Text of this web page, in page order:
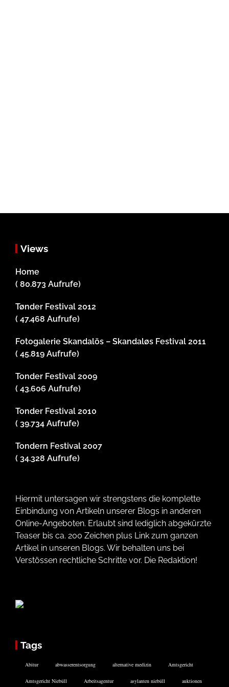
Views
Home
( 80.873 Aufrufe)
Tønder Festival 2012
( 47.468 Aufrufe)
Fotogalerie Skandalös – Skandaløs Festival 2011
( 45.819 Aufrufe)
Tonder Festival 2009
( 43.606 Aufrufe)
Tonder Festival 2010
( 39.734 Aufrufe)
Tondern Festival 2007
( 34.328 Aufrufe)
Hiermit untersagen wir strengstens die komplette
Einbindung von Artikeln unserer Blogs in anderen
Online-Angeboten. Erlaubt sind lediglich abgekürzte
Teaser bis ca. 200 Zeichen plus Link zum ganzen
Artikel in unseren Blogs. Wir behalten uns bei
Verstössen rechtliche Schritte vor. Die Redaktion!
Tags
Abitur abwasserentsorgung alternative medizin Amtsgericht
Amtsgericht Niebüll Arbeitsagentur asylanten niebüll auktionen